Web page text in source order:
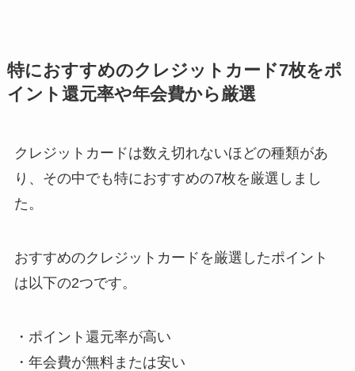
特におすすめのクレジットカード7枚をポ
イント還元率や年会費から厳選
クレジットカードは数え切れないほどの種類があ
り、その中でも特におすすめの7枚を厳選しまし
た。
おすすめのクレジットカードを厳選したポイント
は以下の2つです。
・ポイント還元率が高い
・年会費が無料または安い